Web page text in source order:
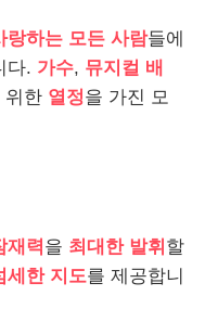
랑하는 모든 사람들에
다. 가수, 뮤지컬 배
위한 열정을 가진 모
재력 을 최대한 발휘 할
세한 지도를 제공합니